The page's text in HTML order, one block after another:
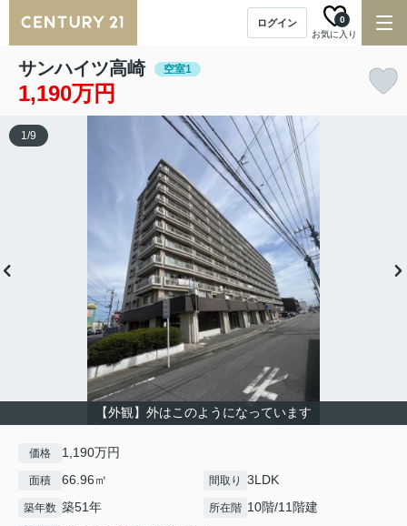
ログイン
お気に入り
0
サンハイツ高崎 空室1
1,190万円
【外観】外はこのようになっています
1/9
価格 1,190万円
面積 66.96㎡ 間取り 3LDK
築年数 築51年 所在階 10階/11階建